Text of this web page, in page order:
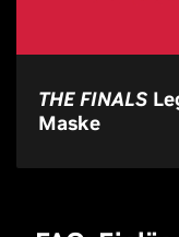
THE FINALS
Maske